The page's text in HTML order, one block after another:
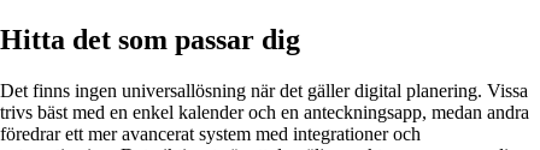
Hitta det som passar dig
Det finns ingen universallösning när det gäller digital planering. Vissa
trivs bäst med en enkel kalender och en anteckningsapp, medan andra
föredrar ett mer avancerat system med integrationer och